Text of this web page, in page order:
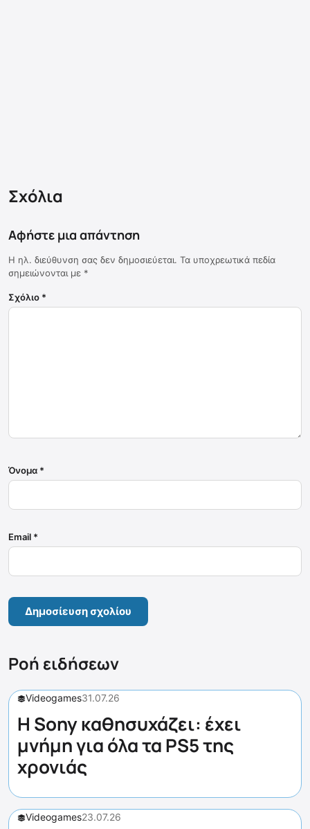
Σχόλια
Αφήστε μια απάντηση
Η ηλ. διεύθυνση σας δεν δημοσιεύεται. Τα υποχρεωτικά πεδία
σημειώνονται με *
Σχόλιο *
Όνομα *
Email *
Ροή ειδήσεων
Videogames31.07.26
Η Sony καθησυχάζει: έχει
μνήμη για όλα τα PS5 της
χρονιάς
Videogames23.07.26